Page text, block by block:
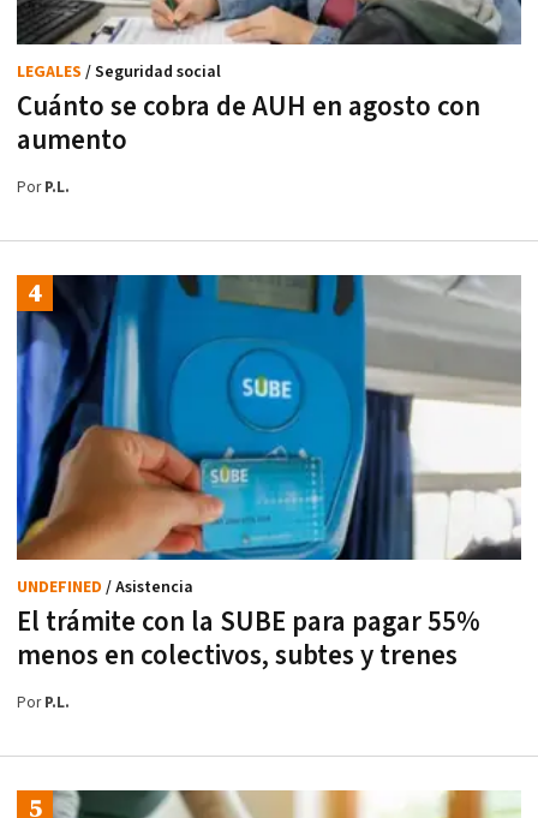
Cuánto se cobra de AUH en agosto con
aumento
LEGALES / Seguridad social
PorP.L.
El trámite con la SUBE para pagar 55%
menos en colectivos, subtes y trenes
UNDEFINED / Asistencia
PorP.L.